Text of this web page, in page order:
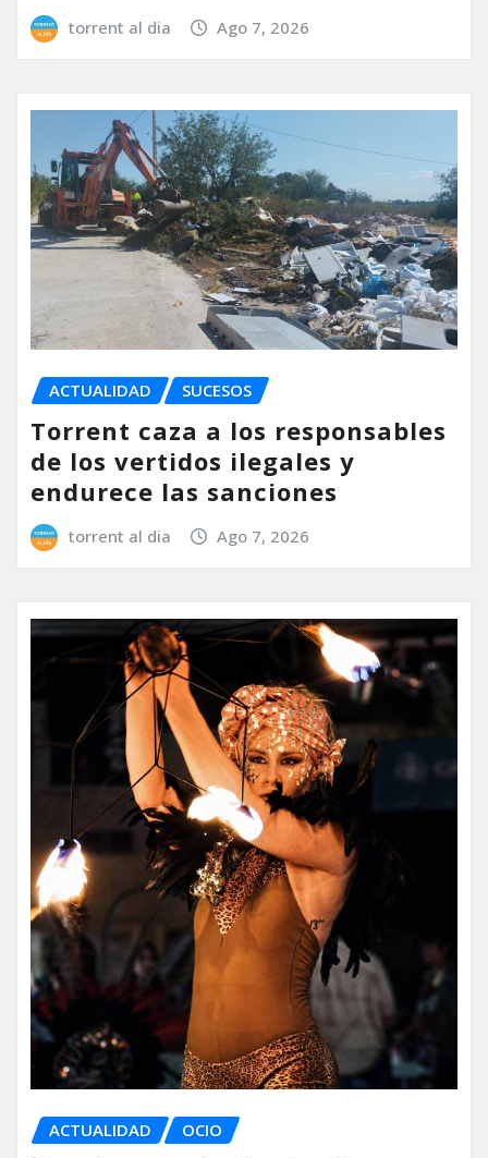
torrent al dia Ago 7, 2026
ACTUALIDAD SUCESOS
Torrent caza a los responsables
de los vertidos ilegales y
endurece las sanciones
torrent al dia Ago 7, 2026
ACTUALIDAD OCIO